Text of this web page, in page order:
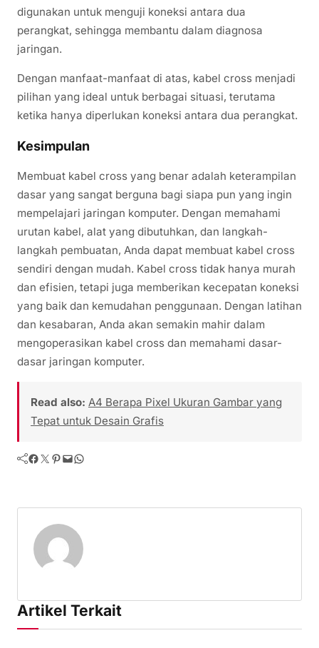
digunakan untuk menguji koneksi antara dua
perangkat, sehingga membantu dalam diagnosa
jaringan.
Dengan manfaat-manfaat di atas, kabel cross menjadi
pilihan yang ideal untuk berbagai situasi, terutama
ketika hanya diperlukan koneksi antara dua perangkat.
Kesimpulan
Membuat kabel cross yang benar adalah keterampilan
dasar yang sangat berguna bagi siapa pun yang ingin
mempelajari jaringan komputer. Dengan memahami
urutan kabel, alat yang dibutuhkan, dan langkah-
langkah pembuatan, Anda dapat membuat kabel cross
sendiri dengan mudah. Kabel cross tidak hanya murah
dan efisien, tetapi juga memberikan kecepatan koneksi
yang baik dan kemudahan penggunaan. Dengan latihan
dan kesabaran, Anda akan semakin mahir dalam
mengoperasikan kabel cross dan memahami dasar-
dasar jaringan komputer.
Read also: A4 Berapa Pixel Ukuran Gambar yang
Tepat untuk Desain Grafis
Facebook Twitter Pinterest Mail WhatsApp
Artikel Terkait